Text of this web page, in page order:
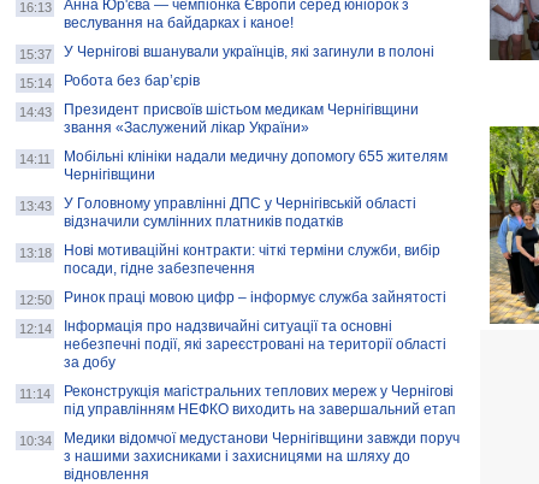
підприємництва у Чернігівській області
Золота тварина: видання Forbes
написало про чернігівця Патрона: хто і
скільки на ньому заробляє? І куди
витрачають?
16:13
Анна Юр'єва — чемпіонка Європи серед юніорок з
веслування на байдарках і каное!
15:37 У Чернігові вшанували українців, які загинули в полоні
15:14 Робота без бар’єрів
14:43
Президент присвоїв шістьом медикам Чернігівщини
звання «Заслужений лікар України»
14:11
Мобільні клініки надали медичну допомогу 655 жителям
Чернігівщини
13:43
У Головному управлінні ДПС у Чернігівській області
відзначили сумлінних платників податків
13:18
Нові мотиваційні контракти: чіткі терміни служби, вибір
посади, гідне забезпечення
12:50 Ринок праці мовою цифр – інформує служба зайнятості
12:14
Інформація про надзвичайні ситуації та основні
небезпечні події, які зареєстровані на території області
за добу
11:14
Реконструкція магістральних теплових мереж у Чернігові
під управлінням НЕФКО виходить на завершальний етап
10:34
Медики відомчої медустанови Чернігівщини завжди поруч
з нашими захисниками і захисницями на шляху до
відновлення